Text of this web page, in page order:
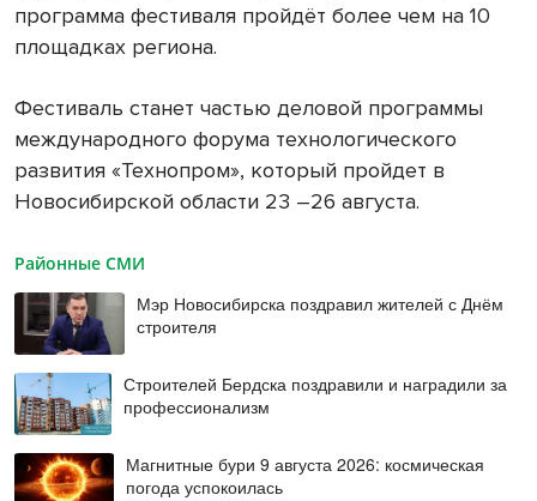
программа фестиваля пройдёт более чем на 10
площадках региона.
Фестиваль станет частью деловой программы
международного форума технологического
развития «Технопром», который пройдет в
Новосибирской области 23 –26 августа.
Районные СМИ
Мэр Новосибирска поздравил жителей с Днём
строителя
Строителей Бердска поздравили и наградили за
профессионализм
Магнитные бури 9 августа 2026: космическая
погода успокоилась